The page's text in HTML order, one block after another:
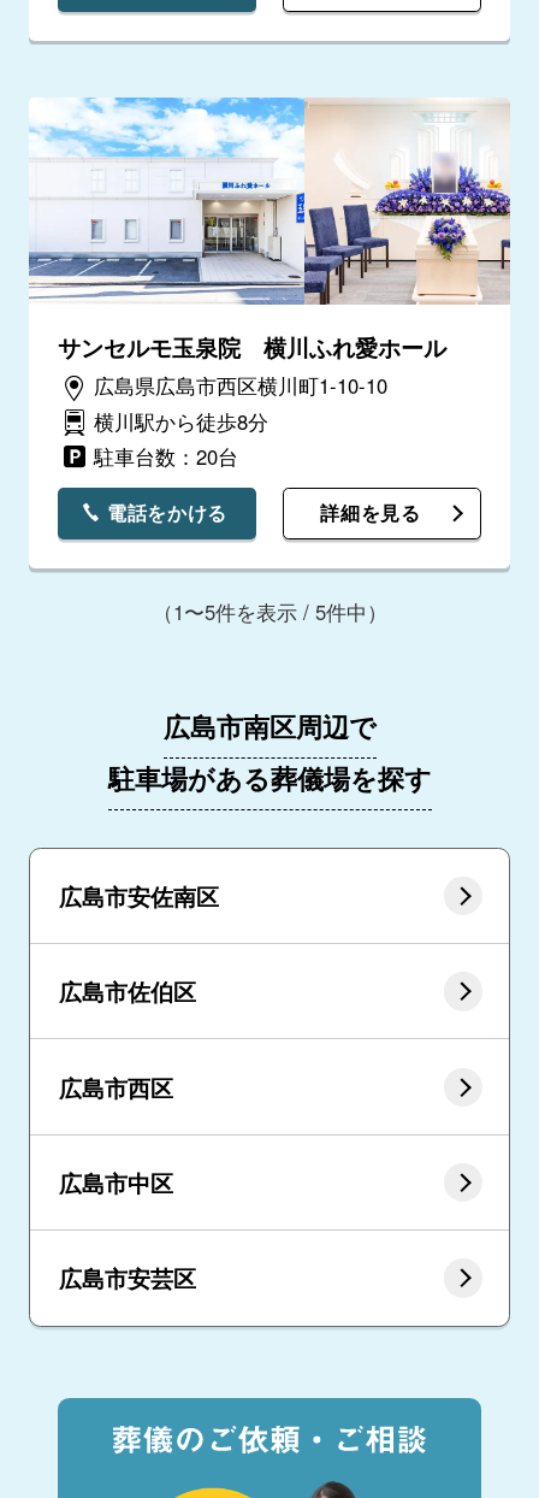
サンセルモ玉泉院 横川ふれ愛ホール
広島県広島市西区横川町1-10-10
横川駅から徒歩8分
駐車台数：20台
電話をかける 詳細を見る
（1〜5件を表示 / 5件中）
広島市南区周辺で
駐車場がある葬儀場を探す
広島市安佐南区
広島市佐伯区
広島市西区
広島市中区
広島市安芸区